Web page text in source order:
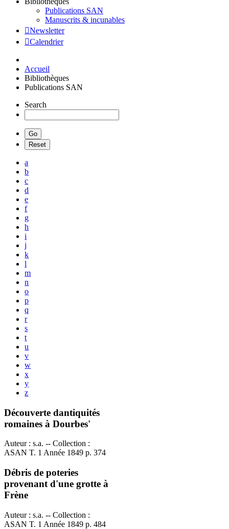
Publications SAN
Manuscrits & incunables
Newsletter
Calendrier
Accueil
Bibliothèques
Publications SAN
Search
a
b
c
d
e
f
g
h
i
j
k
l
m
n
o
p
q
r
s
t
u
v
w
x
y
z
Découverte dantiquités
romaines à Dourbes'
Auteur : s.a. -- Collection :
ASAN T. 1 Année 1849 p. 374
Débris de poteries
provenant d'une grotte à
Frène
Auteur : s.a. -- Collection :
ASAN T. 1 Année 1849 p. 484